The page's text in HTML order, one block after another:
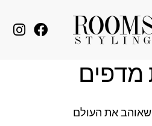
מדפים
את העולם